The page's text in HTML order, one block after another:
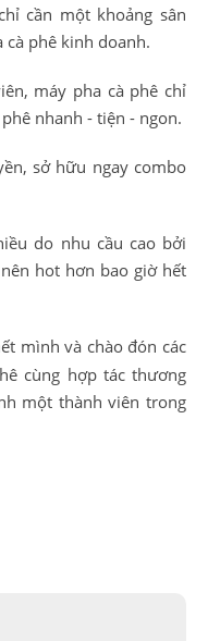
cần một khoảng sân
phê kinh doanh.
máy pha cà phê chỉ
nhanh - tiện - ngon.
sở hữu ngay combo
do nhu cầu cao bởi
hot hơn bao giờ hết
mình và chào đón các
cùng hợp tác thương
một thành viên trong